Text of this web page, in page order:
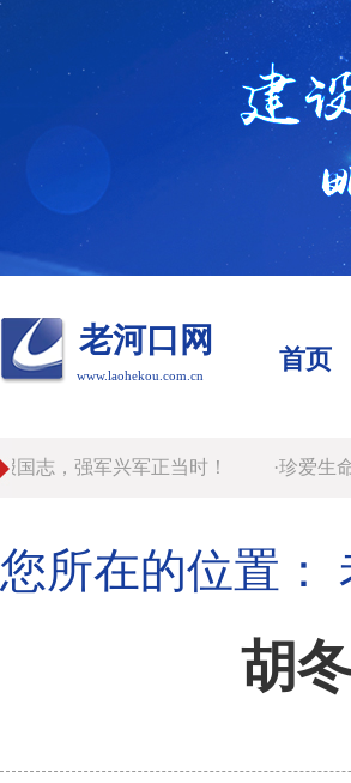
老河口网
www.laohekou.com.cn
首页
，强军兴军正当时！ ·珍爱生命
您所在的位置：
胡